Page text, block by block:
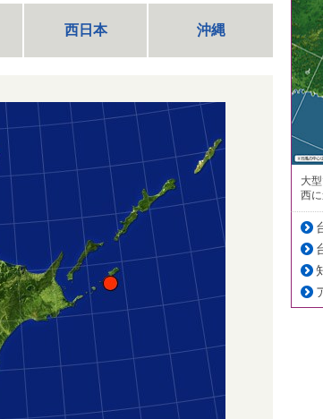
西日本 沖縄
大
西